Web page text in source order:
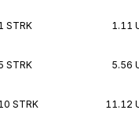
STRK 1.11
STRK 5.56
STRK 11.12